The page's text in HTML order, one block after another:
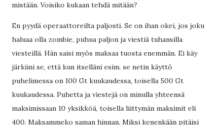
mistään. Voisiko kukaan tehdä mitään?
En pyydä operaattoreilta paljosti. Se on ihan okei, jos joku
haluaa olla zombie, puhua paljon ja viestiä tuhansilla
viesteillä. Hän saisi myös maksaa tuosta enemmän. Ei käy
järkiini se, että kun itselläni esim. se netin käyttö
puhelimessa on 100 Gt kuukaudessa, toisella 500 Gt
kuukaudessa. Puhetta ja viestejä on minulla yhteensä
maksimissaan 10 yksikköä, toisella liittymän maksimit eli
400. Maksammeko saman hinnan. Miksi kenenkään pitäisi